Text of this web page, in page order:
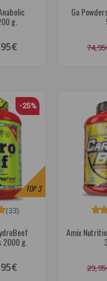
g.
Go
TOP3
-25%
g.
(33)
Amix